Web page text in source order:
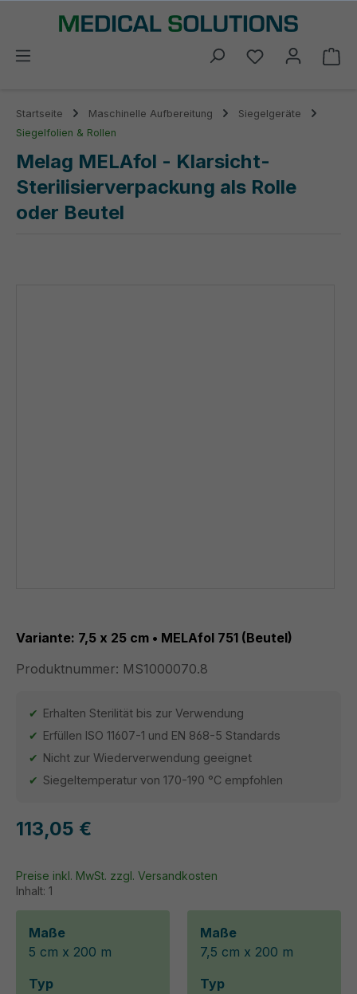
springen
Du hast 0
Startseite Maschinelle Aufbereitung
Siegelgeräte
Siegelfolien & Rollen
Melag MELAfol - Klarsicht-
Sterilisierverpackung als Rolle
oder Beutel
Variante: 7,5 x 25 cm • MELAfol 751 (Beutel)
Produktnummer: MS1000070.8
Erhalten Sterilität bis zur Verwendung
Erfüllen ISO 11607-1 und EN 868-5 Standards
Nicht zur Wiederverwendung geeignet
Siegeltemperatur von 170-190 °C empfohlen
113,05 €
Inhalt: 1
Preise inkl. MwSt. zzgl. Versandkosten
Maße
5 cm x 200 m
Typ
Maße
7,5 cm x 200 m
Typ